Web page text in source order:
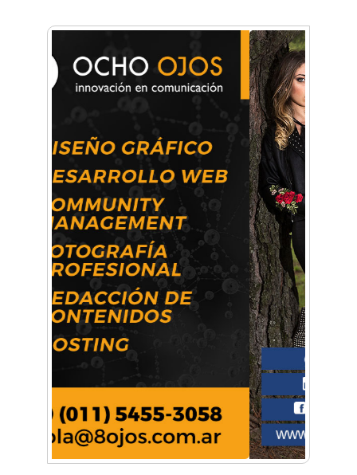
Una compañía teatral de Castelar competirá
por el Premio FEBA Cultura
La primera vez que Eva Perón voló en avión lo
Mariana Croce: "Hoy las empresas necesitan
un asesoramiento integral para crecer con
seguridad"
Música, teatro, yoga, danza y mucho más:
Conocé todos los talleres para aprender y
disfrutar en la Zona Oeste